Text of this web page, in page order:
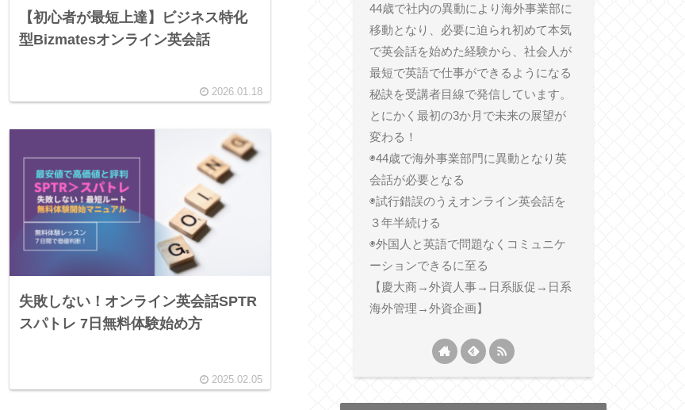
【初心者が最短上達】ビジネス特化
型Bizmatesオンライン英会話
2026.01.18
失敗しない！オンライン英会話SPTR
スパトレ 7日無料体験始め方
2025.02.05
44歳で社内の異動により海外事業部に
移動となり、必要に迫られ初めて本気
で英会話を始めた経験から、社会人が
最短で英語で仕事ができるようになる
秘訣を受講者目線で発信しています。
とにかく最初の3か月で未来の展望が
変わる！
◉44歳で海外事業部門に異動となり英
会話が必要となる
◉試行錯誤のうえオンライン英会話を
３年半続ける
◉外国人と英語で問題なくコミュニケ
ーションできるに至る
【慶大商→外資人事→日系販促→日系
海外管理→外資企画】